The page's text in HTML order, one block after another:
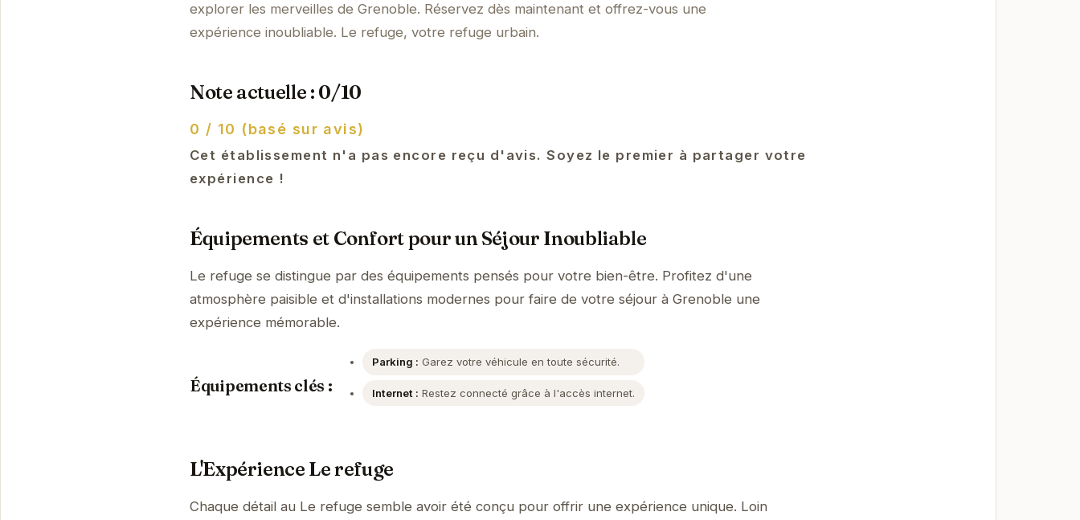
explorer les merveilles de Grenoble. Réservez dès maintenant et offrez-vous une
expérience inoubliable. Le refuge, votre refuge urbain.
Note actuelle : 0/10
0 / 10 (basé sur avis)
Cet établissement n'a pas encore reçu d'avis. Soyez le premier à partager votre
expérience !
Équipements et Confort pour un Séjour Inoubliable
Le refuge se distingue par des équipements pensés pour votre bien-être. Profitez d'une
atmosphère paisible et d'installations modernes pour faire de votre séjour à Grenoble une
expérience mémorable.
Équipements clés :
Parking : Garez votre véhicule en toute sécurité.
Internet : Restez connecté grâce à l'accès internet.
L'Expérience Le refuge
Chaque détail au Le refuge semble avoir été conçu pour offrir une expérience unique. Loin